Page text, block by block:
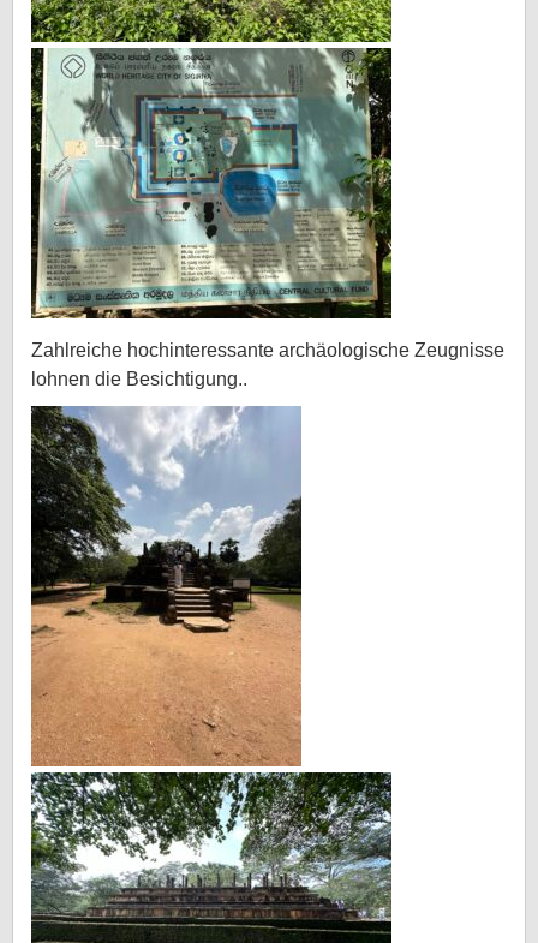
Zahlreiche hochinteressante archäologische Zeugnisse
lohnen die Besichtigung..